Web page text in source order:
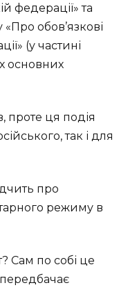
федерації» та
обов’язкові
(у частині
основних
проте ця подія
так і для
про
режиму в
Сам по собі це